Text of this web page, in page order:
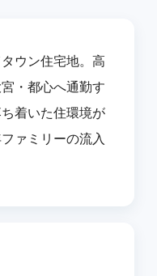
ウン住宅地。高
・都心へ通勤す
着いた住環境が
ァミリーの流入